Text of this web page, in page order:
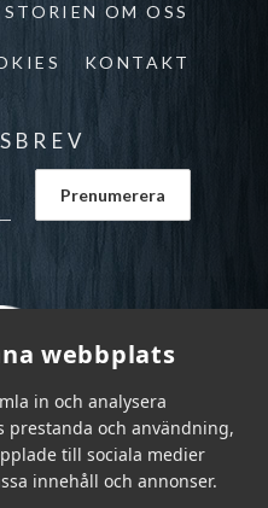
webbplats
in och analysera
och användning,
till sociala medier
innehåll och annonser.
OM OSS
KONTAKT